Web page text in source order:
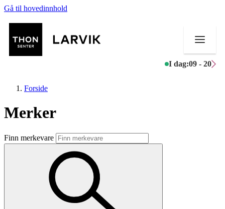
Gå til hovedinnhold
I dag:09 - 20
Butikker
Mat og drikke
Aktiviteter
Forside
Merker
Finn merkevare